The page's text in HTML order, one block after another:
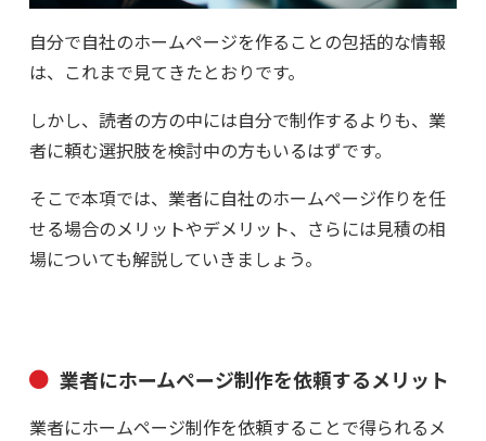
自分で自社のホームページを作ることの包括的な情報
は、これまで見てきたとおりです。
しかし、読者の方の中には自分で制作するよりも、業
者に頼む選択肢を検討中の方もいるはずです。
そこで本項では、業者に自社のホームページ作りを任
せる場合のメリットやデメリット、さらには見積の相
場についても解説していきましょう。
業者にホームページ制作を依頼するメリット
業者にホームページ制作を依頼することで得られるメ